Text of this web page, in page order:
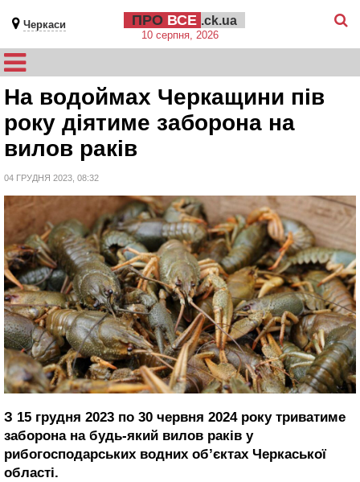
Черкаси ПРО ВСЕ .ck.ua
10 серпня, 2026
На водоймах Черкащини пів
року діятиме заборона на
вилов раків
04 ГРУДНЯ 2023, 08:32
З 15 грудня 2023 по 30 червня 2024 року триватиме
заборона на будь-який вилов раків у
рибогосподарських водних об’єктах Черкаської
області.